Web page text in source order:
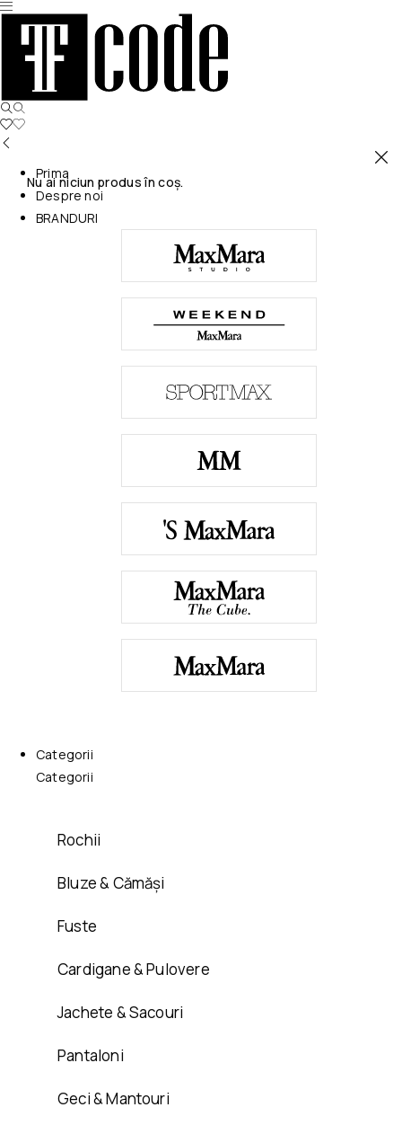
Nu ai niciun produs în coș.
Prima
Despre noi
BRANDURI
Categorii
Categorii
Rochii
Bluze & Cămăși
Fuste
Cardigane & Pulovere
Jachete & Sacouri
Pantaloni
Geci & Mantouri